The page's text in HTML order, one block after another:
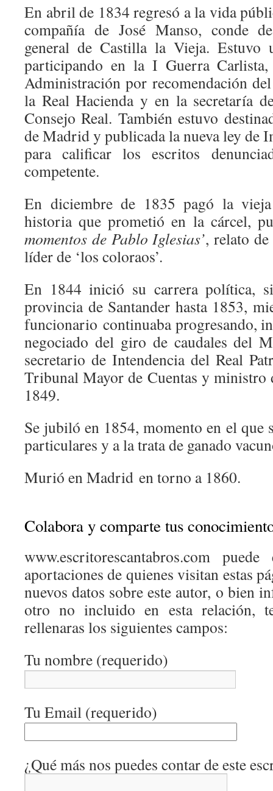
En abril de 1834 regresó a la vida
compañía de José Manso, conde
general de Castilla la Vieja. Estuvo
participando en la I Guerra
Administración por recomendación
la Real Hacienda y en la secretaría
Consejo Real. También estuvo
de Madrid y publicada la nueva ley de
para calificar los escritos
competente.
En diciembre de 1835 pagó la
historia que prometió en la cárcel,
momentos de Pablo Iglesias’, relato
líder de ‘los coloraos’.
En 1844 inició su carrera política,
provincia de Santander hasta 1853,
funcionario continuaba progresando,
negociado del giro de caudales del
secretario de Intendencia del Real
Tribunal Mayor de Cuentas y
1849.
Se jubiló en 1854, momento en el que
particulares y a la trata de ganado
Murió en Madrid en torno a 1860.
Colabora y comparte tus
www.escritorescantabros.com
aportaciones de quienes visitan estas
nuevos datos sobre este autor, o bien
otro no incluido en esta relación,
rellenaras los siguientes campos:
Tu nombre (requerido)
Tu Email (requerido)
¿Qué más nos puedes contar de este